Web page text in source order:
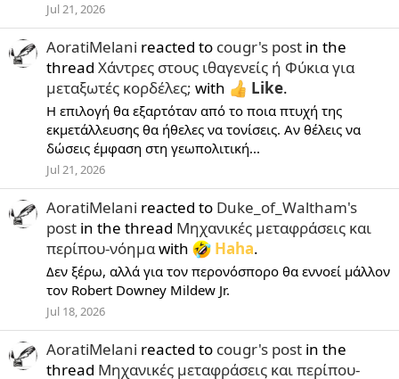
Jul 21, 2026
AoratiMelani reacted to cougr's post in the
thread Χάντρες στους ιθαγενείς ή Φύκια για
μεταξωτές κορδέλες; with Like.
Η επιλογή θα εξαρτόταν από το ποια πτυχή της
εκμετάλλευσης θα ήθελες να τονίσεις. Αν θέλεις να
δώσεις έμφαση στη γεωπολιτική...
Jul 21, 2026
AoratiMelani reacted to Duke_of_Waltham's
post in the thread Μηχανικές μεταφράσεις και
περίπου-νόημαwith Haha.
Δεν ξέρω, αλλά για τον περονόσπορο θα εννοεί μάλλον
τον Robert Downey Mildew Jr.
Jul 18, 2026
AoratiMelani reacted to cougr's post in the
thread Μηχανικές μεταφράσεις και περίπου-